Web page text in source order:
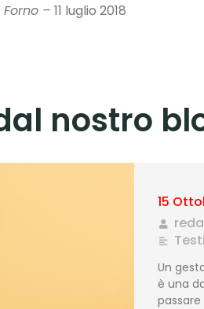
– 11 luglio 2018
nostro
15
Un
è una